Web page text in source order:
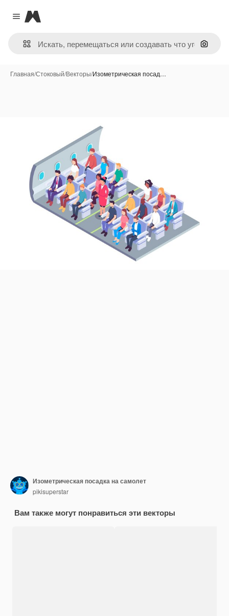
Close menu
Magnific
Поиск
Главная/Стоковый/Векторы/Изометрическая посад…
Изометрическая посадка на самолет
pikisuperstar
Вам также могут понравиться эти векторы